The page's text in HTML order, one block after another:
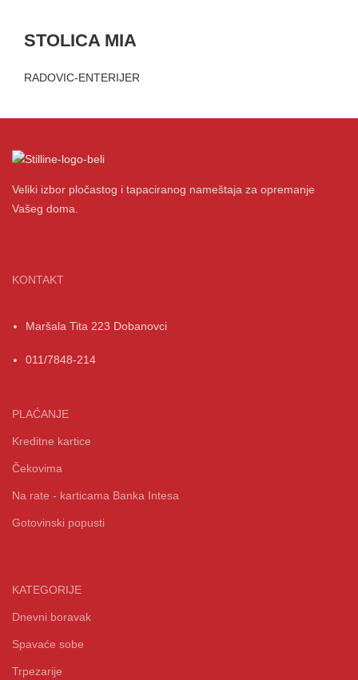
STOLICA MIA
RADOVIC-ENTERIJER
Veliki izbor pločastog i tapaciranog nameštaja za opremanje
Vašeg doma.
KONTAKT
Maršala Tita 223 Dobanovci
011/7848-214
PLAĆANJE
Kreditne kartice
Čekovima
Na rate - karticama Banka Intesa
Gotovinski popusti
KATEGORIJE
Dnevni boravak
Spavaće sobe
Trpezarije